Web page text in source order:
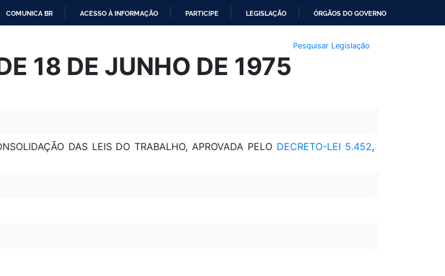
O
CONTEÚDO
COMUNICA BR ACESSO À INFORMAÇÃO PARTICIPE LEGISLAÇÃO ÓRGÃOS DO GOVERNO
Pesquisar Legislação
18 DE JUNHO DE 1975
DAS LEIS DO TRABALHO, APROVADA PELO DECRETO-LEI 5.452,